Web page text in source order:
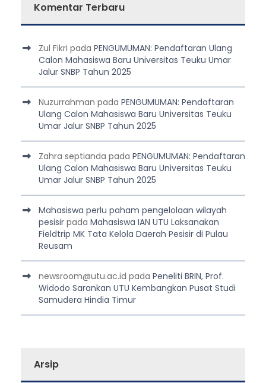
Komentar Terbaru
Zul Fikri pada PENGUMUMAN: Pendaftaran Ulang
Calon Mahasiswa Baru Universitas Teuku Umar
Jalur SNBP Tahun 2025
Nuzurrahman pada PENGUMUMAN: Pendaftaran
Ulang Calon Mahasiswa Baru Universitas Teuku
Umar Jalur SNBP Tahun 2025
Zahra septianda pada PENGUMUMAN: Pendaftaran
Ulang Calon Mahasiswa Baru Universitas Teuku
Umar Jalur SNBP Tahun 2025
Mahasiswa perlu paham pengelolaan wilayah
pesisir pada Mahasiswa IAN UTU Laksanakan
Fieldtrip MK Tata Kelola Daerah Pesisir di Pulau
Reusam
newsroom@utu.ac.id pada Peneliti BRIN, Prof.
Widodo Sarankan UTU Kembangkan Pusat Studi
Samudera Hindia Timur
Arsip